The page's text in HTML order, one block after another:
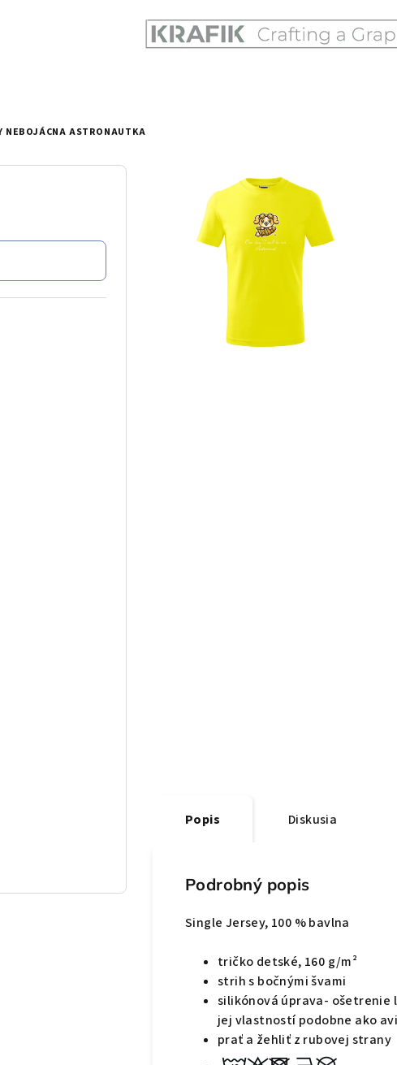
NEBOJÁCNA ASTRONAUTKA
Popis Diskusia
Podrobný popis
Single Jersey, 100 % bavlna
tričko detské, 160 g/m²
strih s bočnými švami
silikónová úprava- ošetrenie
jej vlastností podobne ako
prať a žehliť z rubovej strany